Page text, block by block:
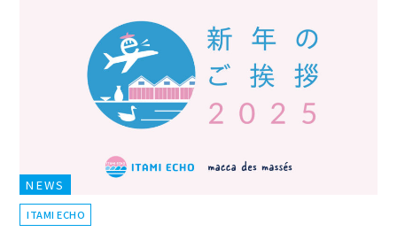
NEWS
ITAMI ECHO